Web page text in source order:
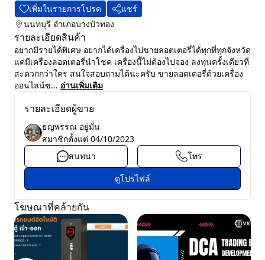
เพิ่มในรายการโปรด
แชร์
นนทบุรี อำเภอบางบัวทอง
รายละเอียดสินค้า
อยากมีรายได้พิเศษ อยากได้เครื่องไปขายลอตเตอรี่ได้ทุกที่ทุกจังหวัด
แค่มีเครื่องลอตเตอรี่นำโชค เครื่องนี้ไม่ต้องไปจอง ลงทุนครั้งเดียวที่
สะดวกกว่าใคร สนใจสอบถามได้นะครับ ขายลอตเตอรี่ด้วยเครื่อง
ออนไลน์ซ... อ่านเพิ่มเติม
รายละเอียดผู้ขาย
ธญพรรณ อยู่มั่น
สมาชิกตั้งแต่ 04/10/2023
สนทนา
โทร
ดูโปรไฟล์
โฆษณาที่คล้ายกัน